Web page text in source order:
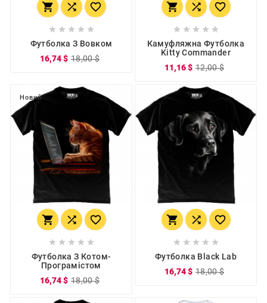
  
    
Футболка З Вовком
16,74 $ 18,00 $
  
    
Камуфляжна Футболка
Kitty Commander
11,16 $ 12,00 $
Новий
  
    
Футболка З Котом-
Програмістом
16,74 $ 18,00 $
  
    
Футболка Black Lab
16,74 $ 18,00 $